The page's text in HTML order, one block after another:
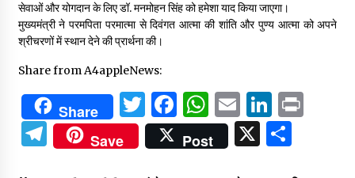
सेवाओं और योगदान के लिए डॉ. मनमोहन सिंह को हमेशा याद किया जाएगा।
मुख्यमंत्री ने परमपिता परमात्मा से दिवंगत आत्मा की शांति और पुण्य आत्मा को अपने
श्रीचरणों में स्थान देने की प्रार्थना की।
Share from A4appleNews:
Share Twitter
Facebook
WhatsApp
Email
Telegram
Save Post X